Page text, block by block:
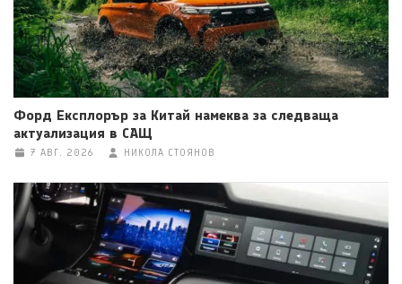
Форд Експлорър за Китай намеква за следваща
актуализация в САЩ
7 АВГ. 2026 НИКОЛА СТОЯНОВ